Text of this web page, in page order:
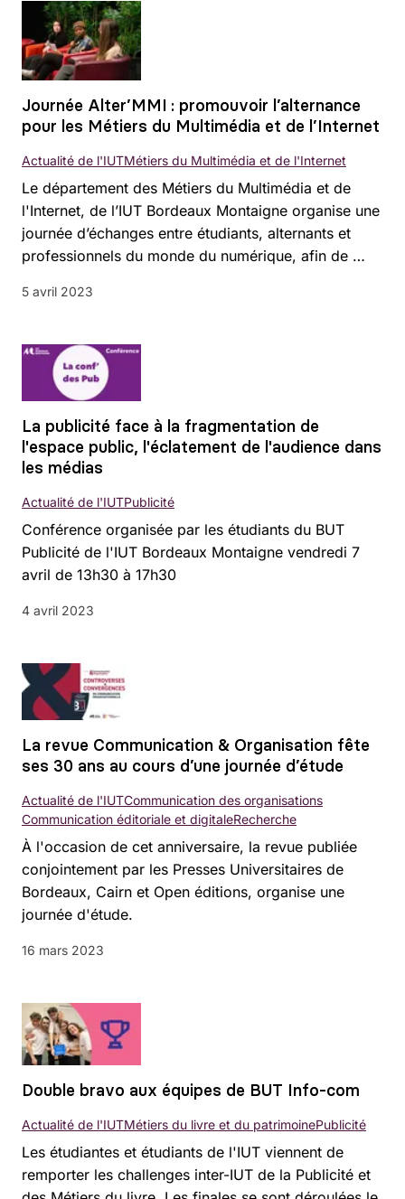
Journée Alter’MMI : promouvoir l’alternance
pour les Métiers du Multimédia et de l’Internet
Le département des Métiers du Multimédia et de
l'Internet, de l’IUT Bordeaux Montaigne organise une
journée d’échanges entre étudiants, alternants et
professionnels du monde du numérique, afin de …
Actualité de l'IUTMétiers du Multimédia et de l'Internet
5 avril 2023
La publicité face à la fragmentation de
l'espace public, l'éclatement de l'audience dans
les médias
Conférence organisée par les étudiants du BUT
Publicité de l'IUT Bordeaux Montaigne vendredi 7
avril de 13h30 à 17h30
Actualité de l'IUTPublicité
4 avril 2023
La revue Communication & Organisation fête
ses 30 ans au cours d’une journée d’étude
À l'occasion de cet anniversaire, la revue publiée
conjointement par les Presses Universitaires de
Bordeaux, Cairn et Open éditions, organise une
journée d'étude.
Actualité de l'IUTCommunication des organisations
Communication éditoriale et digitaleRecherche
16 mars 2023
Double bravo aux équipes de BUT Info-com
Les étudiantes et étudiants de l'IUT viennent de
remporter les challenges inter-IUT de la Publicité et
Actualité de l'IUTMétiers du livre et du patrimoinePublicité